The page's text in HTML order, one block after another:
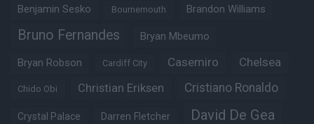
Benjamin Sesko Bournemouth Brandon Williams
Bruno Fernandes Bryan Mbeumo
Bryan Robson Cardiff City Casemiro Chelsea
Chido Obi Christian Eriksen Cristiano Ronaldo
Crystal Palace Darren Fletcher David De Gea